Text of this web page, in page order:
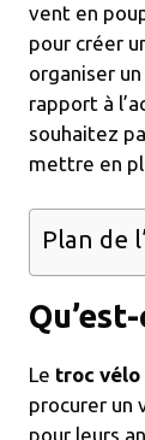
vent en
pour créer
organiser
rapport à
souhaitez
mettre en
Plan de
Le troc vélo
procurer un
pour leurs